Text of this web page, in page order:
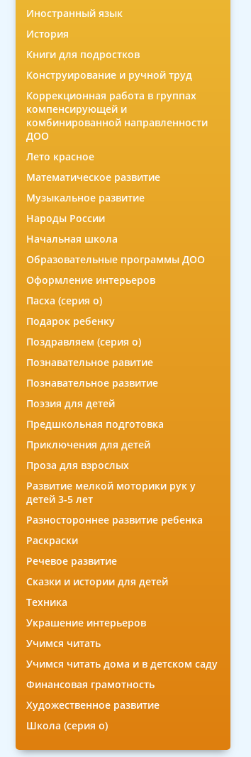
Иностранный язык
История
Книги для подростков
Конструирование и ручной труд
Коррекционная работа в группах
компенсирующей и
комбинированной направленности
ДОО
Лето красное
Математическое развитие
Музыкальное развитие
Народы России
Начальная школа
Образовательные программы ДОО
Оформление интерьеров
Пасха (серия о)
Подарок ребенку
Поздравляем (серия о)
Познавательное равитие
Познавательное развитие
Поэзия для детей
Предшкольная подготовка
Приключения для детей
Проза для взрослых
Развитие мелкой моторики рук у
детей 3-5 лет
Разностороннее развитие ребенка
Раскраски
Речевое развитие
Сказки и истории для детей
Техника
Украшение интерьеров
Учимся читать
Учимся читать дома и в детском саду
Финансовая грамотность
Художественное развитие
Школа (серия о)